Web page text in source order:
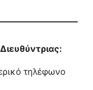
τηλέφωνο